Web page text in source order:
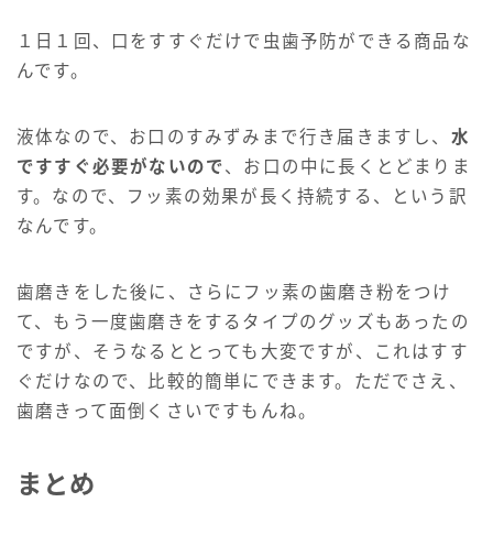
１日１回、口をすすぐだけで虫歯予防ができる商品な
んです。
液体なので、お口のすみずみまで行き届きますし、 水
ですすぐ必要がないので、お口の中に長くとどまりま
す。なので、フッ素の効果が長く持続する、という訳
なんです。
歯磨きをした後に、さらにフッ素の歯磨き粉をつけ
て、もう一度歯磨きをするタイプのグッズもあったの
ですが、そうなるととっても大変ですが、これはすす
ぐだけなので、比較的簡単にできます。ただでさえ、
歯磨きって面倒くさいですもんね。
まとめ